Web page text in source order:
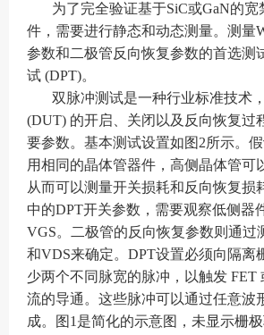
为了完全验证基于SiC或GaN的宽
件，需要进行静态和动态测量。测量
参数和二极管反向恢复参数的首选测
试 (DPT)。
双脉冲测试是一种行业标准技术
(DUT) 的开启、关闭以及反向恢复过
要参数。基本测试设置如图2所示。
用相同的晶体管器件，高侧晶体管可
从而可以测量开关损耗和反向恢复损
中的DPT开关参数，需要观察低侧器
VGS。二极管的反向恢复参数则通过
和VDS来确定。DPT设置必须向隔离
少两个不同脉宽的脉冲，以触发 FET
流的导通。这些脉冲可以通过任意波
成。图1是简化的示意图，未显示栅